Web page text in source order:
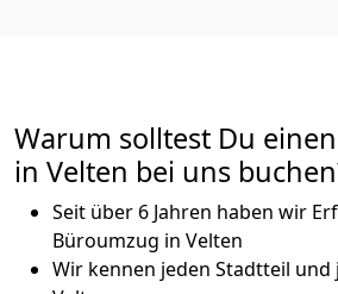
Warum solltest Du
in Velten bei uns
Seit über 6 Jahren haben wir
Büroumzug in Velten
Wir kennen jeden Stadtteil und